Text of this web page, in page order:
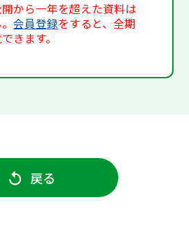
から一年を超えた資料は
会員登録をすると、全期
きます。
戻る